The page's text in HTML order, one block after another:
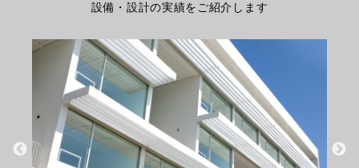
設備・設計の実績をご紹介します